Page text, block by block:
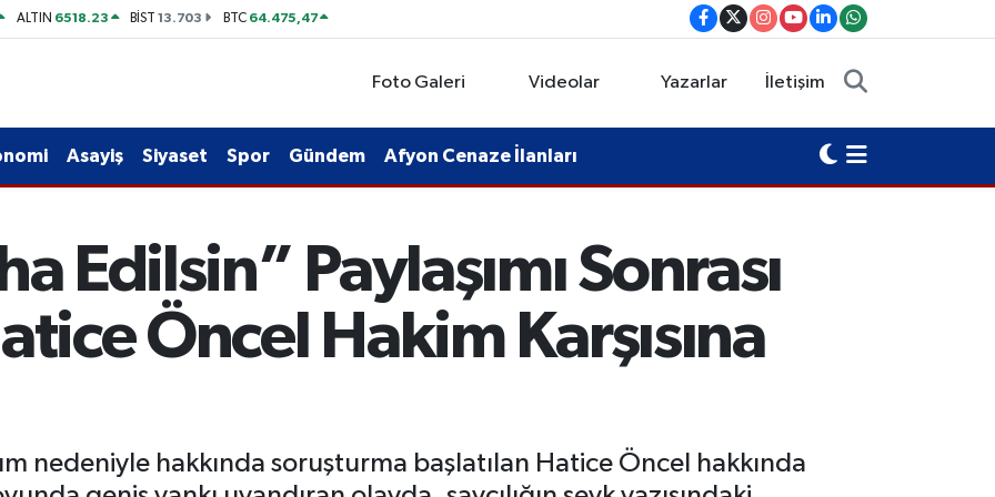
ALTIN 6518.23 BİST13.703 BTC 64.475,47
Foto Galeri Videolar Yazarlar İletişim
Asayiş Siyaset Spor Gündem Afyon Cenaze İlanları
Edilsin” Paylaşımı Sonrası
Öncel Hakim Karşısına
nedeniyle hakkında soruşturma başlatılan Hatice Öncel hakkında